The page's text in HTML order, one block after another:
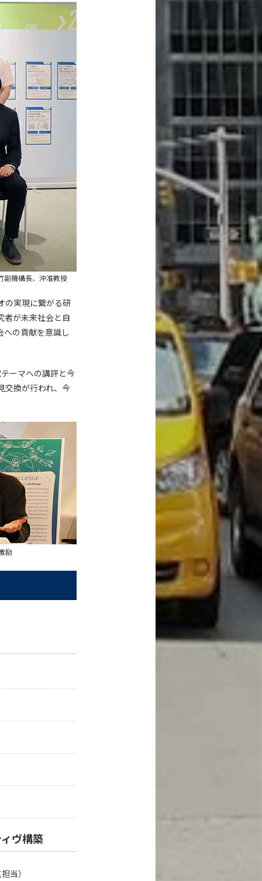
機構長、沖准教授
の実現に繋がる研
者が未来社会と自
の貢献を意識し
ーマへの講評と今
交換が行われ、今
励
ヴ構築
当）